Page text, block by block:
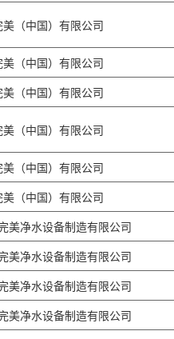
美（中国）有限公司
美（中国）有限公司
美（中国）有限公司
美（中国）有限公司
美（中国）有限公司
美（中国）有限公司
美净水设备制造有限公司
美净水设备制造有限公司
美净水设备制造有限公司
美净水设备制造有限公司